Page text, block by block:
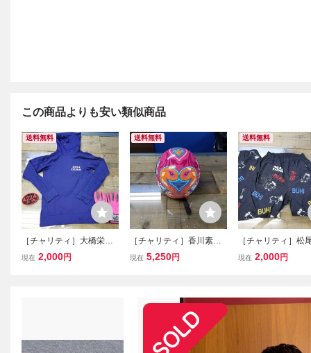
この商品よりも安い類似商品
送料無料
［チャリティ］大橋栄里
佳選手 A ロングTシャ
現在 2,000円
送料無料
［チャリティ］香川素子
選手 ヘルメット+サイン
現在 5,250円
送料無料
［チャリティ］松
選手 レーシング
現在 2,000円